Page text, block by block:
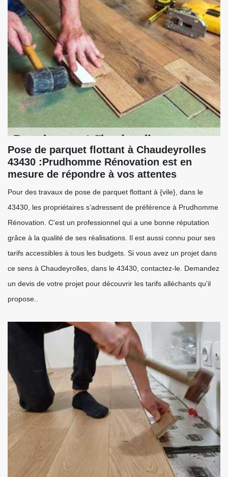
Pose de parquet flottant à Chaudeyrolles
43430 :Prudhomme Rénovation est en
mesure de répondre à vos attentes
Pour des travaux de pose de parquet flottant à {vile}, dans le
43430, les propriétaires s’adressent de préférence à Prudhomme
Rénovation. C’est un professionnel qui a une bonne réputation
grâce à la qualité de ses réalisations. Il est aussi connu pour ses
tarifs accessibles à tous les budgets. Si vous avez un projet dans
ce sens à Chaudeyrolles, dans le 43430, contactez-le. Demandez
un devis de votre projet pour découvrir les tarifs alléchants qu'il
propose..